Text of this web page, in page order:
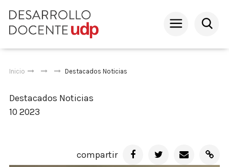
Inicio Destacados Noticias
Destacados Noticias
10 2023
compartir